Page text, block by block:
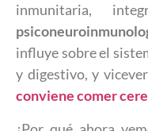
inmunitaria,
influye sobre el
y digestivo, y
conviene comer